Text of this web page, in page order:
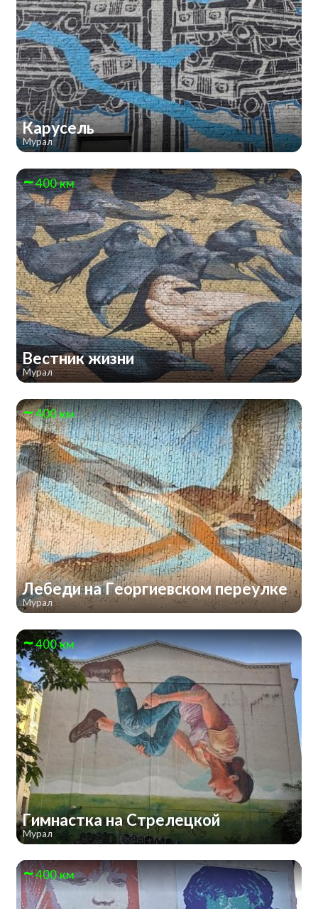
Карусель
Мурал
400 км
Вестник жизни
Мурал
400 км
Лебеди на Георгиевском переулке
Мурал
400 км
Гимнастка на Стрелецкой
Мурал
400 км